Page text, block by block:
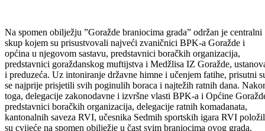
Na spomen obilježju ”Goražde braniocima grada” održan je centralni
skup kojem su prisustvovali najveći zvaničnici BPK-a Goražde i
općina u njegovom sastavu, predstavnici boračkih organizacija,
predstavnici goraždanskog muftijstva i Medžlisa IZ Goražde,
i preduzeća. Uz intoniranje državne himne i učenjem fatihe, prisutni
se najprije prisjetili svih poginulih boraca i najtežih ratnih dana.
toga, delegacije zakonodavne i izvršne vlasti BPK-a i Općine